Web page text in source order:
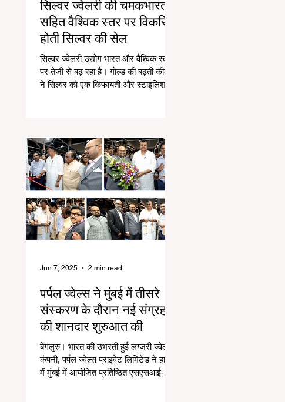
सिल्वर ज्वेलरी की चमकभारत
सहित वैश्विक स्तर पर विकसित
होती सिल्वर की सेल
सिल्वर ज्वेलरी उद्योग भारत और वैश्विक स्तर
पर तेजी से बढ़ रहा है। गोल्ड की बढ़ती कीमतों
ने सिल्वर को एक किफायती और स्टाइलिश
पर्पल ज्वेल्स ने मुंबई में तीसरे
संस्करण के दौरान नई संग्रह
की शानदार शुरुआत की
बेंगलुरु। भारत की उभरती हुई लग्जरी ज्वेलरी
कंपनी, पर्पल ज्वेल्स प्राइवेट लिमिटेड ने हाल ही
में मुंबई में आयोजित प्रतिष्ठित एसएसआई-
Jun 7, 2025 2 min read